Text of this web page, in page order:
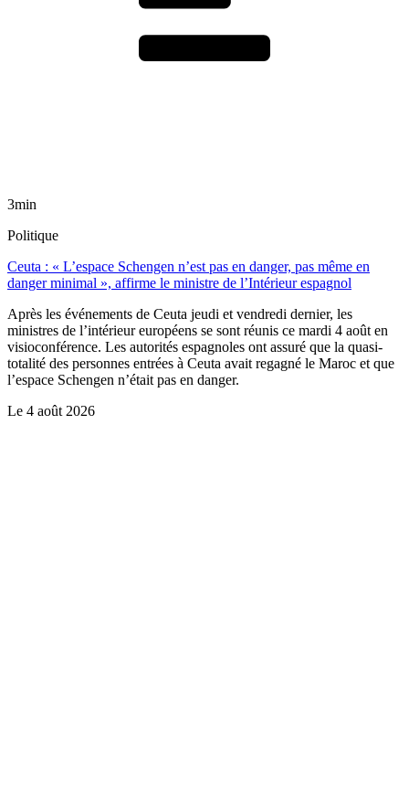
3min
Politique
Ceuta : « L’espace Schengen n’est pas en danger, pas même en
danger minimal », affirme le ministre de l’Intérieur espagnol
Après les événements de Ceuta jeudi et vendredi dernier, les
ministres de l’intérieur européens se sont réunis ce mardi 4 août en
visioconférence. Les autorités espagnoles ont assuré que la quasi-
totalité des personnes entrées à Ceuta avait regagné le Maroc et que
l’espace Schengen n’était pas en danger.
Le 4 août 2026